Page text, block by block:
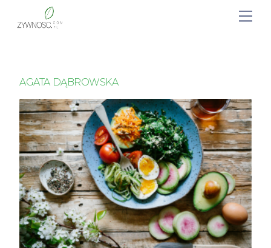
AGATA DĄBROWSKA